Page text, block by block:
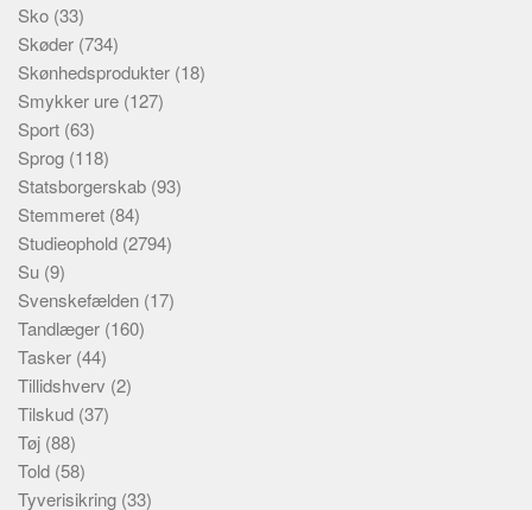
Sko (33)
Skøder (734)
Skønhedsprodukter (18)
Smykker ure (127)
Sport (63)
Sprog (118)
Statsborgerskab (93)
Stemmeret (84)
Studieophold (2794)
Su (9)
Svenskefælden (17)
Tandlæger (160)
Tasker (44)
Tillidshverv (2)
Tilskud (37)
Tøj (88)
Told (58)
Tyverisikring (33)